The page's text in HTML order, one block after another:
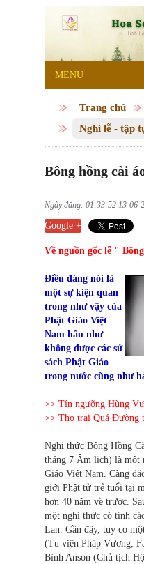
MENU
Trang chủ
Nghi lễ - tập
Bông hồng cài
Ngày đăng: 01:33:52 13-06-
Google +
Về nguồn gốc lễ "
Điều đáng nói là
một sự kiện quan
trong như vậy của
Phật Giáo Việt
Nam hầu như
không được các sử
sách Phật Giáo
trong nước cũng như
>> Tín ngưỡng Hùng
>> Thọ trai Quá Đường
Nghi thức Bông Hồng
tháng 7 Âm lịch) là một
Giáo Việt Nam. Càng
giới Phật tử trẻ tuổi tại
hơn 40 năm về trước.
một nghi thức có tính
Lan. Gần đây, tuy có
(Tu viện Pháp Vương,
Bình Anson (Chủ tịch